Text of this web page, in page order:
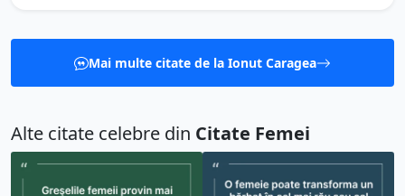
Mai multe citate de la Ionut Caragea
Alte citate celebre din Citate Femei